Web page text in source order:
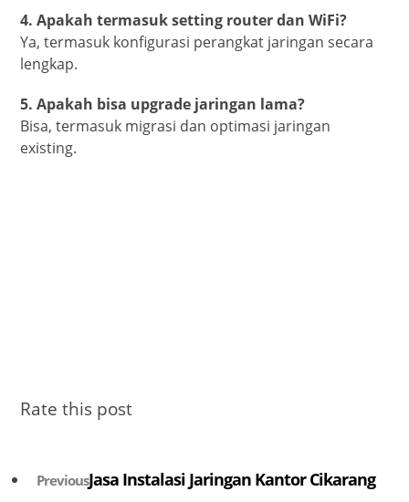
4. Apakah termasuk setting router dan WiFi?
Ya, termasuk konfigurasi perangkat jaringan secara
lengkap.
5. Apakah bisa upgrade jaringan lama?
Bisa, termasuk migrasi dan optimasi jaringan
existing.
Rate this post
PreviousJasa Instalasi Jaringan Kantor Cikarang